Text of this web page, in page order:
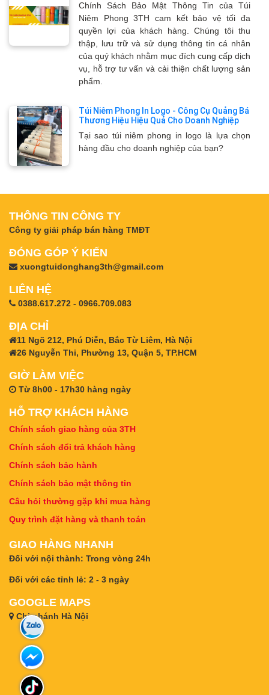
Chính Sách Bảo Mật Thông Tin của Túi
Niêm Phong 3TH cam kết bảo vệ tối đa
quyền lợi của khách hàng. Chúng tôi thu
thập, lưu trữ và sử dụng thông tin cá nhân
của quý khách nhằm mục đích cung cấp dịch
vụ, hỗ trợ tư vấn và cải thiện chất lượng sản
phẩm.
Túi Niêm Phong In Logo - Công Cụ Quảng Bá
Thương Hiệu Hiệu Quả Cho Doanh Nghiệp
Tại sao túi niêm phong in logo là lựa chọn
hàng đầu cho doanh nghiệp của bạn?
THÔNG TIN CÔNG TY
Công ty giải pháp bán hàng TMĐT
ĐÓNG GÓP Ý KIẾN
xuongtuidonghang3th@gmail.com
LIÊN HỆ
0388.617.272 - 0966.709.083
ĐỊA CHỈ
11 Ngõ 212, Phú Diễn, Bắc Từ Liêm, Hà Nội
26 Nguyễn Thi, Phường 13, Quận 5, TP.HCM
GIỜ LÀM VIỆC
Từ 8h00 - 17h30 hàng ngày
HỖ TRỢ KHÁCH HÀNG
Chính sách giao hàng của 3TH
Chính sách đổi trả khách hàng
Chính sách bảo hành
Chính sách bảo mật thông tin
Câu hỏi thường gặp khi mua hàng
Quy trình đặt hàng và thanh toán
GIAO HÀNG NHANH
Đối với nội thành: Trong vòng 24h
Đối với các tỉnh lẻ: 2 - 3 ngày
GOOGLE MAPS
Chi nhánh Hà Nội